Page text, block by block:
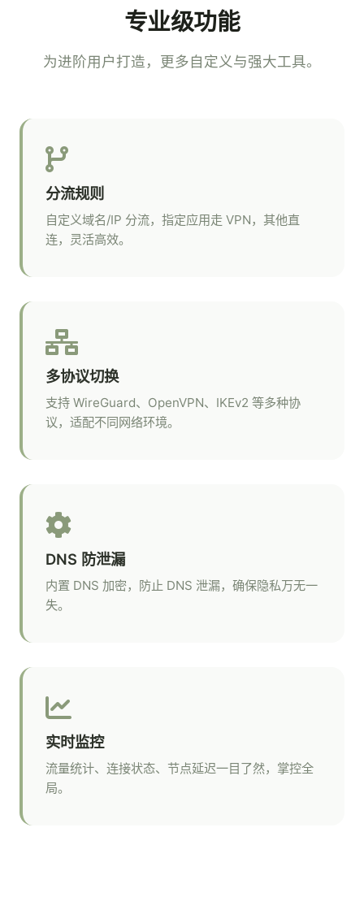
专业级功能
为进阶用户打造，更多自定义与强大工具。
分流规则
自定义域名/IP 分流，指定应用走 VPN，其他直
连，灵活高效。
多协议切换
支持 WireGuard、OpenVPN、IKEv2 等多种协
议，适配不同网络环境。
DNS 防泄漏
内置 DNS 加密，防止 DNS 泄漏，确保隐私万无一
失。
实时监控
流量统计、连接状态、节点延迟一目了然，掌控全
局。